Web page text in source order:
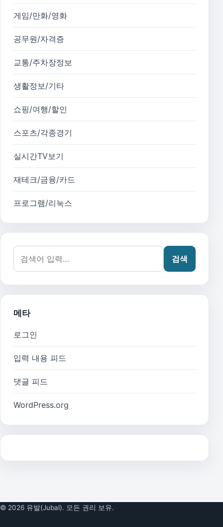
게임/만화/영화
공무원/자격증
교통/주차장정보
생활정보/기타
쇼핑/여행/할인
스포츠/각종경기
실시간TV보기
재테크/금융/카드
프로그램/리눅스
검색어:
검색
메타
로그인
입력 내용 피드
댓글 피드
WordPress.org
© 2026 유발(Jubal). 모든 권리 보유.